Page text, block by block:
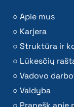
Apie mus
Karjera
Struktūra ir
Lūkesčių
Vadovo
Valdyba